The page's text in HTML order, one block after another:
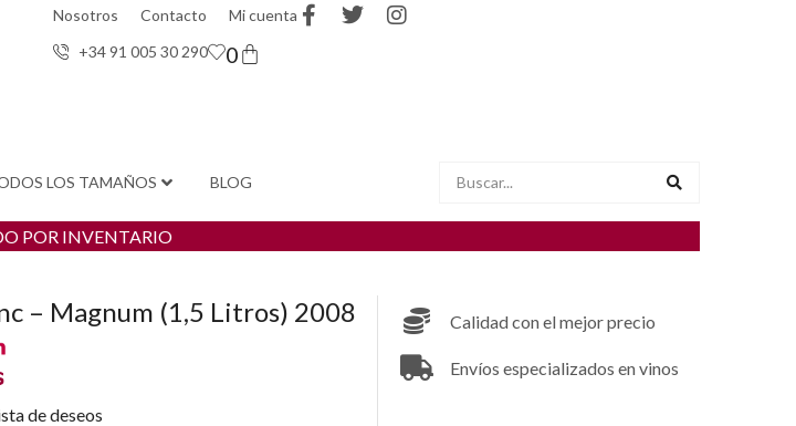
Nosotros Contacto
Mi cuenta
+34 91 005 30 290 0
LOS TAMAÑOS BLOG
POR INVENTARIO
– Magnum (1,5 Litros) 2008
de deseos
Calidad con el mejor precio
Envíos especializados en vinos